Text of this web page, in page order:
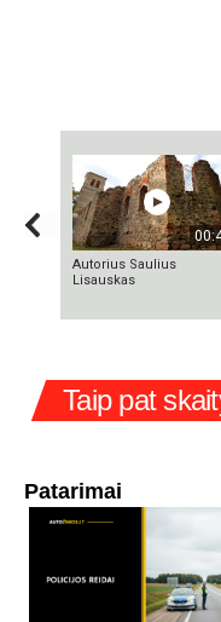
Autorius Saulius
Lisauskas
Taip pat
Patarimai